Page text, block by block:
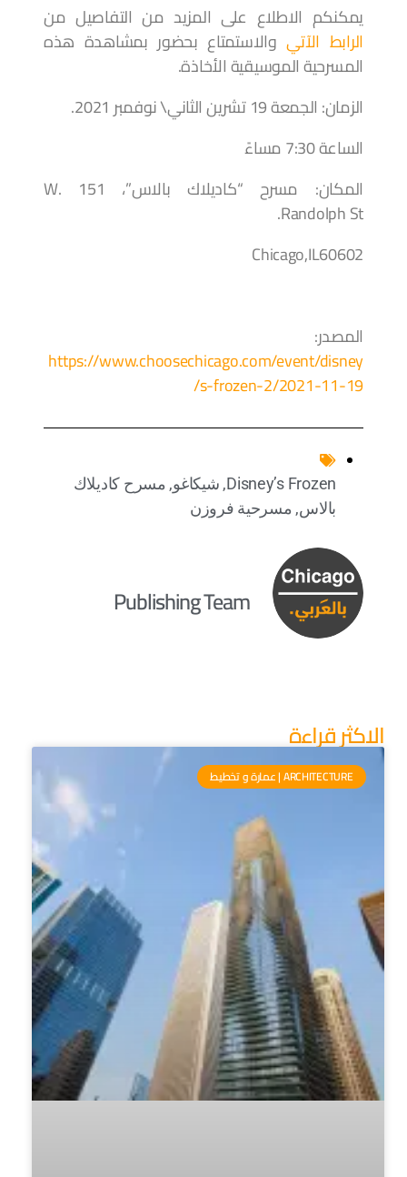
يمكنكم الاطلاع على المزيد من التفاصيل من
الرابط الآتيوالاستمتاع بحضور بمشاهدة هذه
المسرحية الموسيقية الأخاذة.
الزمان: الجمعة 19 تشرين الثاني\ نوفمبر 2021.
الساعة 7:30 مساءً
المكان: مسرح “كاديلاك بالاس”، 151 W.
Randolph St.
Chicago,IL60602
المصدر:
https://www.choosechicago.com/event/disney
s-frozen-2/2021-11-19/
Disney’s Frozen
, شيكاغو, مسرح كاديلاك
بالاس, مسرحية فروزن
Publishing Team
الاكثر قراءة
ARCHITECTURE | عمارة و تخطيط